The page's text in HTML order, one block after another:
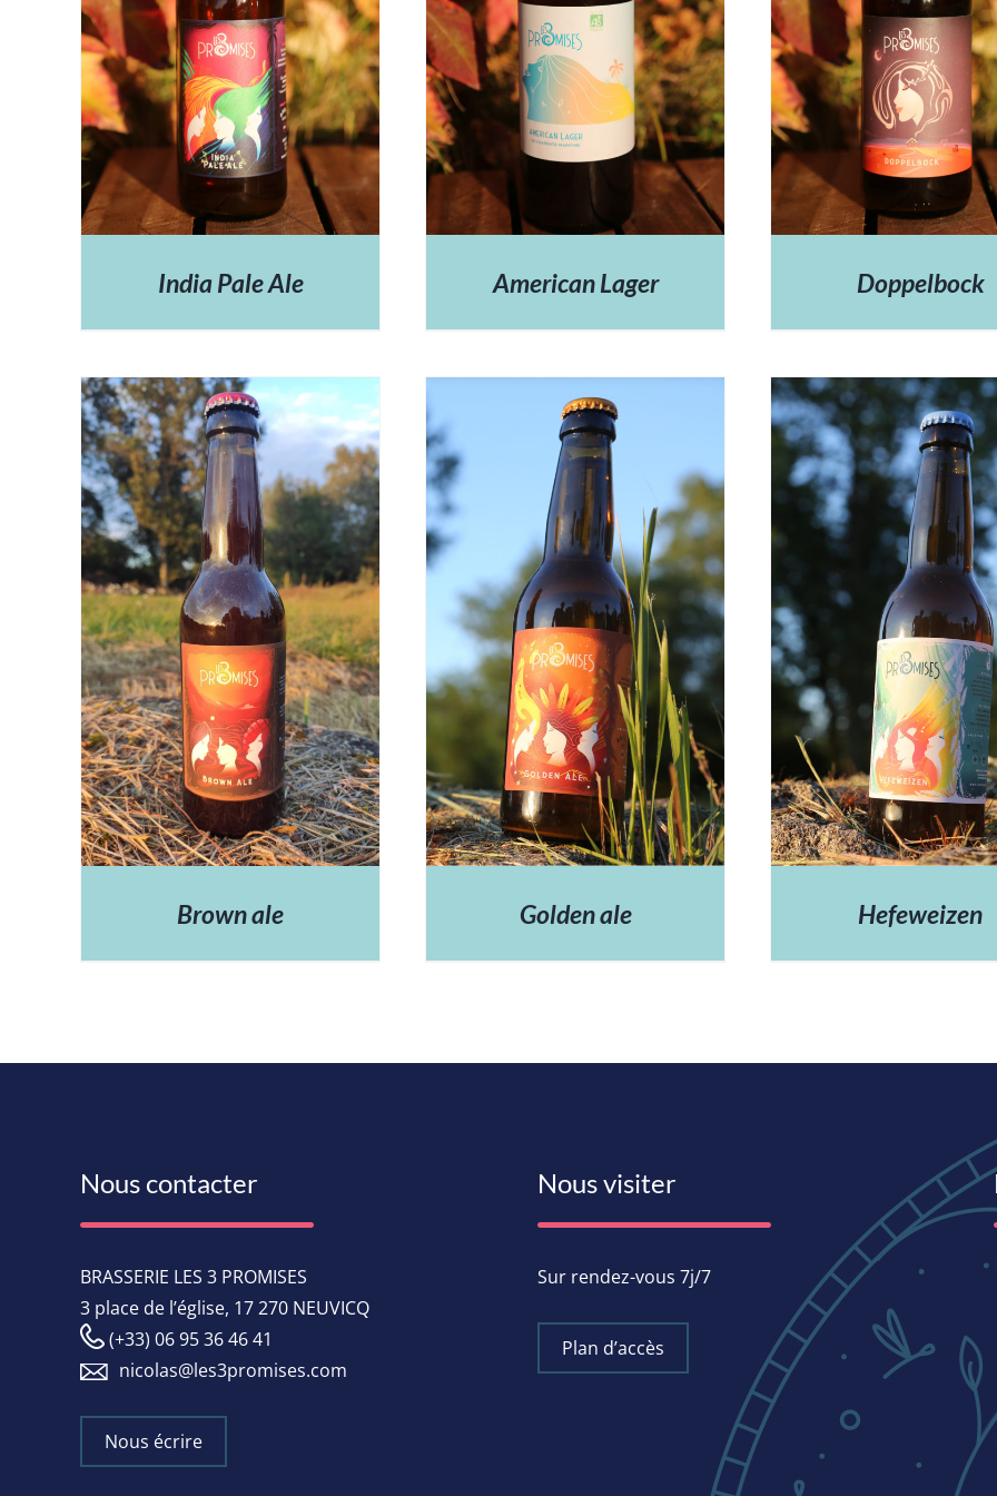
India Pale Ale American Lager Doppelbock
Brown ale
DÉTAILS
Golden ale
DÉTAILS
Hefeweizen
Nous contacter
BRASSERIE LES 3 PROMISES
3 place de l’église, 17 270 NEUVICQ
(+33) 06 95 36 46 41
nicolas@les3promises.com
Nous écrire
Nous visiter
Sur rendez-vous 7j/7
Plan d’accès